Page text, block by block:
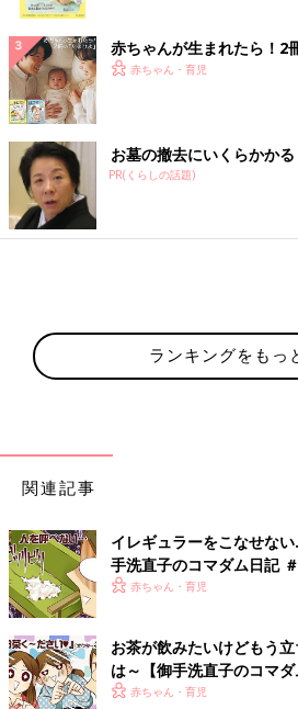
ので（あたりまえ）一部だけ揉み洗い
うちでは幼児がつける食べ物汚れが多
同時に、マットにたまるホコリの掃除
決するのがおススメです。
子のコマダム日記
今回は直子流たたみ
マ…。そして実は片
ションを巻き起こし
赤ちゃんが生まれたら！2
赤ちゃん・育児
お墓の撤去にいくらかか
PR(くらしの話題)
ランキングをもっ
関連記事
イレギュラーをこなせな
手洗直子のコマダム日記 ＃
赤ちゃん・育児
お茶が飲みたいけどもう
は～【御手洗直子のコマダ
赤ちゃん・育児